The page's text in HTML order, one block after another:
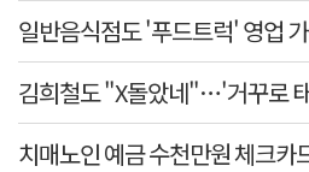
일반음식점도 '푸드트럭' 영업
김희철도 "X돌았네"…'거꾸로
치매노인 예금 수천만원 체크